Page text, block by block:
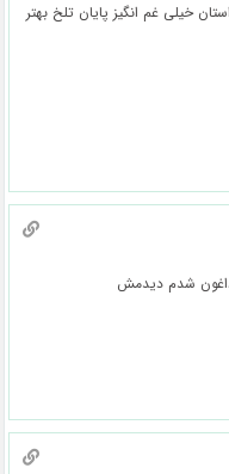
خیلی غم انگیز پایان تلخ بهتر
شدم دیدمش